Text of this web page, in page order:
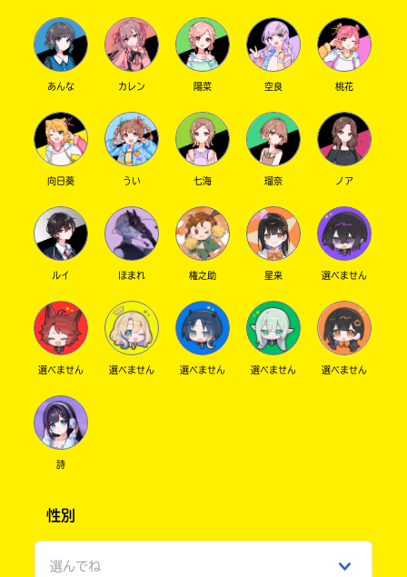
あんな カレン 陽菜 空良 桃花
向日葵 うい 七海 瑠奈 ノア
ルイ ほまれ 権之助 星来 選べません
選べません 選べません 選べません 選べません 選べません
詩
性別
選んでね